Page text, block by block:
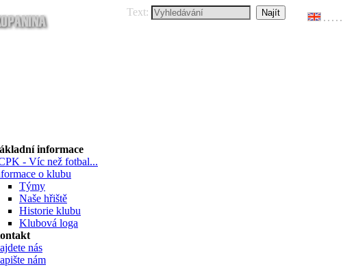
Text:
informace
- Víc než fotbal...
o klubu
Týmy
Naše hřiště
Historie klubu
Klubová loga
nás
nám